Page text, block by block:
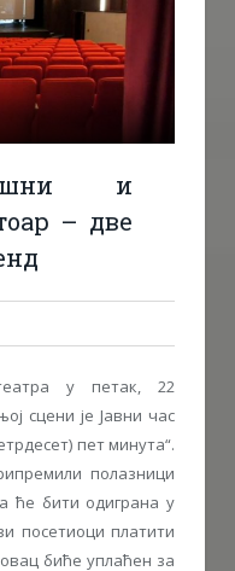
и
– две
у петак, 22
сцени је Јавни час
пет минута“.
полазници
ће бити одиграна у
посетиоци платити
биће уплаћен за